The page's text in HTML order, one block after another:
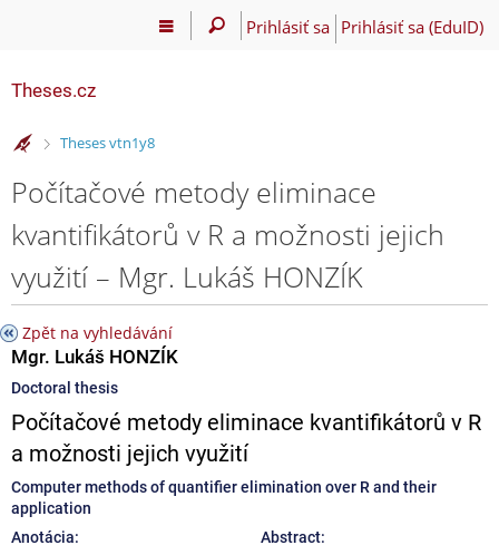
Prihlásiť sa Prihlásiť sa (EduID)
Theses.cz
>
Theses vtn1y8
Počítačové metody eliminace
kvantifikátorů v R a možnosti jejich
využití – Mgr. Lukáš HONZÍK
Zpět na vyhledávání
Mgr. Lukáš HONZÍK
Doctoral thesis
Počítačové metody eliminace kvantifikátorů v R
a možnosti jejich využití
Computer methods of quantifier elimination over R and their
application
Anotácia:
Abstract: